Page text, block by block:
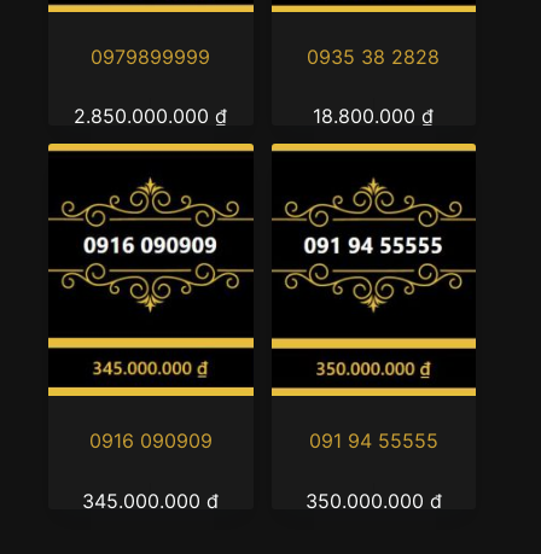
0979899999
2.850.000.000₫
0935 38 2828
18.800.000₫
0916 090909
345.000.000₫
091 94 55555
350.000.000 ₫